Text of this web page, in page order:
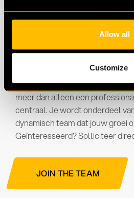
Allow all
Customize
Move with DIQQ
Ben jij een gedreven
recruitment, technologie en
meer dan alleen een
centraal. Je wordt onderdeel
dynamisch team dat jouw groei
Geïnteresseerd? Solliciteer
JOIN THE TEAM